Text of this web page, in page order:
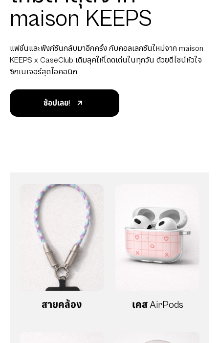
maison KEEPS
แฟชั่นและฟังก์ชันกลับมาอีกครั้ง กับคอลเลกชันใหม่จาก maison
KEEPS x CaseClub เติมลุคให้โดดเด่นในทุกวัน ด้วยดีไซน์หัวใจ
ซิกเนเจอร์สุดไอคอนิก
ช้อปเลย!
สายคล้อง เคส AirPods